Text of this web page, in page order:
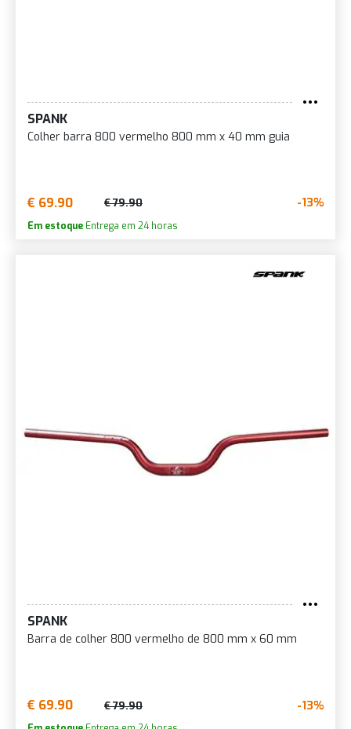
SPANK
Colher barra 800 vermelho 800 mm x 40 mm guia
€ 69.90 € 79.90 -13%
Em estoque Entrega em 24 horas
SPANK
Barra de colher 800 vermelho de 800 mm x 60 mm
€ 69.90 € 79.90 -13%